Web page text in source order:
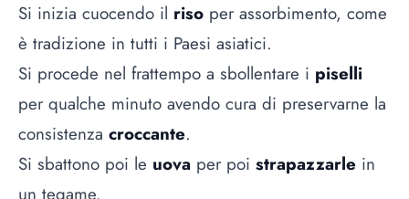
Si inizia cuocendo il riso per assorbimento, come
è tradizione in tutti i Paesi asiatici.
Si procede nel frattempo a sbollentare i piselli
per qualche minuto avendo cura di preservarne la
consistenza croccante.
Si sbattono poi le uova per poi strapazzarle in